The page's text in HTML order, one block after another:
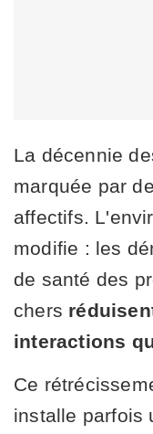
La décennie
marquée par
affectifs.
modifie : les
de santé des
chers
interactions
Ce
installe parfois